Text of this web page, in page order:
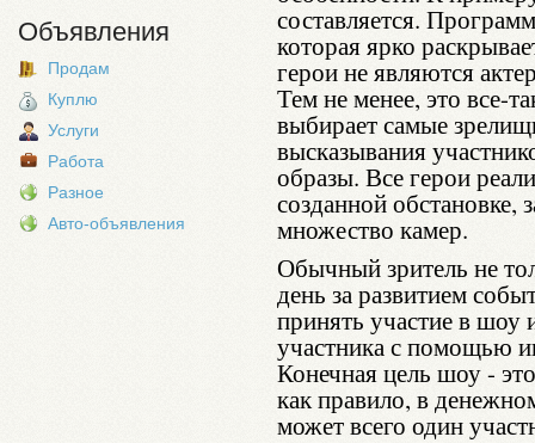
Объявления
Продам
Куплю
Услуги
Работа
Разное
Авто-объявления
составляется.
которая ярко
герои не являются
Тем не менее, это все-
выбирает самые
высказывания
образы. Все герои
созданной
множество камер.
Обычный зритель не
день за развитием
принять участие в шоу
участника с помощью
Конечная цель шоу -
как правило, в
может всего один